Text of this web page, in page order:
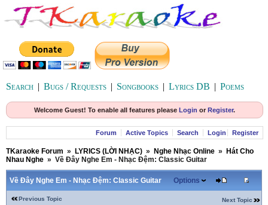
Search | Bugs / Requests | Songbooks | Lyrics DB | Poems
Welcome Guest! To enable all features please Login or Register.
Forum Active Topics Search Login Register
TKaraoke Forum » LYRICS (LỜI NHẠC) » Nghe Nhạc Online »
Hát Cho
Nhau Nghe » Về Đây Nghe Em - Nhạc Đệm: Classic Guitar
Về Đây Nghe Em - Nhạc Đệm: Classic Guitar Options
Previous Topic Next Topic